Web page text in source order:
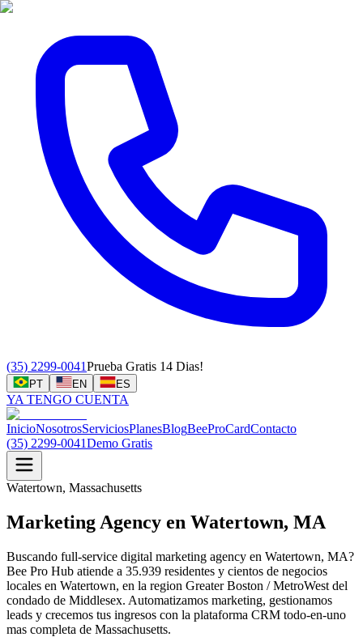
(35) 2299-0041Prueba Gratis 14 Dias!
PT EN ES
YA TENGO CUENTA
InicioNosotrosServiciosPlanesBlogBeeProCardContacto
(35) 2299-0041Demo Gratis
Watertown, Massachusetts
Marketing Agency en Watertown, MA
Buscando full-service digital marketing agency en Watertown, MA?
Bee Pro Hub atiende a 35.939 residentes y cientos de negocios
locales en Watertown, en la region Greater Boston / MetroWest del
condado de Middlesex. Automatizamos marketing, gestionamos
leads y crecemos tus ingresos con la plataforma CRM todo-en-uno
mas completa de Massachusetts.